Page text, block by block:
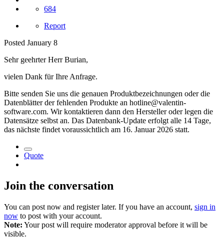
684
Report
Posted January 8
Sehr geehrter Herr Burian,
vielen Dank für Ihre Anfrage.
Bitte senden Sie uns die genauen Produktbezeichnungen oder die
Datenblätter der fehlenden Produkte an hotline@valentin-
software.com. Wir kontaktieren dann den Hersteller oder legen die
Datensätze selbst an. Das Datenbank-Update erfolgt alle 14 Tage,
das nächste findet voraussichtlich am 16. Januar 2026 statt.
Quote
Join the conversation
You can post now and register later. If you have an account, sign in
now to post with your account.
Note: Your post will require moderator approval before it will be
visible.